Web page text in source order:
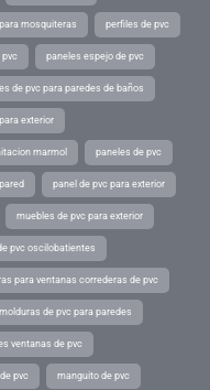
mosquiteras perfiles de pvc
pvc paneles espejo de pvc
de pvc para paredes de baños
exterior
marmol paneles de pvc
panel de pvc para exterior
muebles de pvc para exterior
pvc oscilobatientes
para ventanas correderas de pvc
molduras de pvc para paredes
ventanas de pvc
pvc manguito de pvc